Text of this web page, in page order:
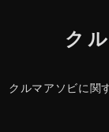
ク
クルマアソビに関